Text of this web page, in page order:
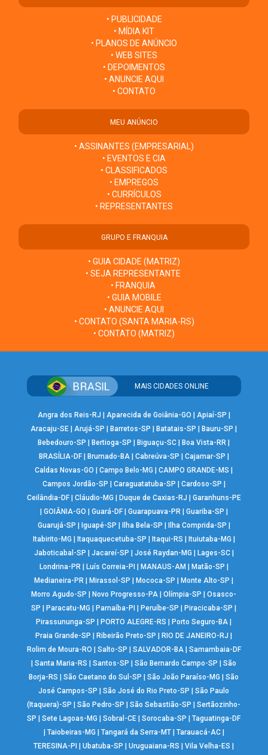
• PUBLICIDADE
• MÍDIA KIT
• PLANOS DE ANÚNCIO
• WEB SITES
• DEPOIMENTOS
• ANUNCIE AQUI
• CONTATO
MEU ANÚNCIO
• ASSINANTES (EMPRESARIAL)
• EVENTOS E CIA
• CLASSIFICADOS
• EMPREGOS
• CURRÍCULOS
• REPRESENTANTES
GRUPO E FRANQUIA
• GUIA CIDADE (MATRIZ)
• SEJA REPRESENTANTE
• FRANQUIA
• GUIA MOBILE
• ANUNCIE AQUI
• CONTATO (SANTA MARIA-RS)
• CONTATO (MATRIZ)
MAIS CIDADES ONLINE
Angra dos Reis-RJ Aparecida de Goiânia-GO Apiaí-SP
Aracaju-SE |Arujá-SP Barretos-SP Batatais-SP Bauru-SP
Bebedouro-SP
Bertioga-SP Biguaçu-SC Boa Vista-RR
BRASÍLIA-DF| Brumado-BA| Cabreúva-SP Cajamar-SP
Caldas Novas-GO
|Campo Belo-MG |CAMPO GRANDE-MS
Campos Jordão-SP
Caraguatatuba-SP Cardoso-SP
Ceilândia-DF| Cláudio-MG Duque de Caxias-RJ
Garanhuns-PE
GOIÂNIA-GO Guará-DF| Guarapuava-PR| Guariba-SP
Guarujá-SP
Iguapé-SP Ilha Bela-SP Ilha Comprida-SP
Itabirito-MG
Itaquaquecetuba-SP Itaqui-RS Ituiutaba-MG
Jaboticabal-SP
Jacareí-SP José Raydan-MG Lages-SC|
Londrina-PR| Luís Correia-PI MANAUS-AM Matão-SP
Medianeira-PR
Mirassol-SP Mococa-SP Monte Alto-SP
Morro Agudo-SP
Novo Progresso-PA |Olímpia-SP |Osasco-
SP
Paracatu-MG Parnaíba-PI Peruíbe-SP Piracicaba-SP
Pirassununga-SP
PORTO ALEGRE-RS Porto Seguro-BA
Praia Grande-SP
Ribeirão Preto-SP RIO DE JANEIRO-RJ
Rolim de Moura-RO
Salto-SP SALVADOR-BA| Samambaia-DF
|Santa Maria-RS |Santos-SP |São Bernardo Campo-SP |São
Borja-RS
|São Caetano do Sul-SP |São João Paraíso-MG |São
José Campos-SP
|São José do Rio Preto-SP |São Paulo
(Itaquera)-SP
|São Pedro-SP |São Sebastião-SP |Sertãozinho-
SP
|Sete Lagoas-MG |Sobral-CE |Sorocaba-SP |Taguatinga-DF
Taiobeiras-MG Tangará da Serra-MT| Tarauacá-AC|
TERESINA-PI
|Ubatuba-SP |Uruguaiana-RS |Vila Velha-ES